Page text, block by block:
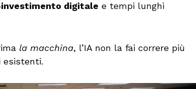
digitale e tempi lunghi
la macchina, l’IA non la fai correre più
esistenti.